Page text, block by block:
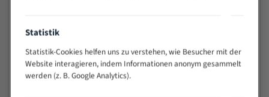
Widerstandsfähig gegen Zahnbruch auch bei
schwierigen Werkstücken (Materialmischung,
wechselnde Verbindungslängen)
Sehr geringe Vibration
Statistik
Statistik-Cookies helfen uns zu verstehen, wie Besucher mit der
Website interagieren, indem Informationen anonym gesammelt
werden (z. B. Google Analytics).